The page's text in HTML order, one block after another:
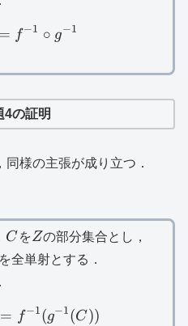
(g\circ f)^{-1}=f^{-
= f−1 ∘ g−1
4の証明
様の主張が成り立つ．
C
C をZ
Zの部分集合とし，
を全単射とする．
(g\circ f)^{-1}(C)=f^{-
= f−1(g−1(C))